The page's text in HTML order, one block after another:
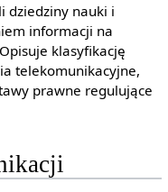
dziedziny nauki i
informacji na
klasyfikację
telekomunikacyjne,
prawne regulujące